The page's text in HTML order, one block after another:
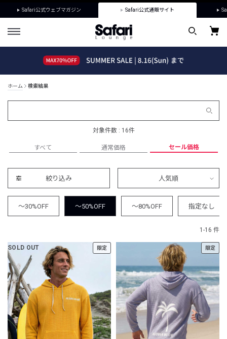
Safari公式ウェブマガジン Safari公式通販サイト
ホーム 検索結果
対象件数 : 16件
すべて 通常価格 セール価格
絞り込み 人気順
～30%OFF ～50%OFF ～80%OFF 指定なし
1-16 件
SOLD OUT 限定 限定